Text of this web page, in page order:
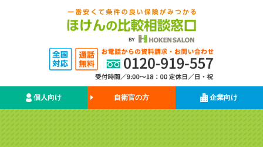
個人向け 自衛官の方 企業向け